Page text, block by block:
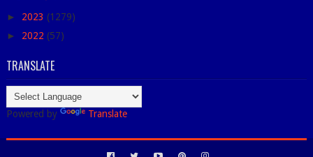
► 2023 (1279)
► 2022 (57)
TRANSLATE
Powered by Translate